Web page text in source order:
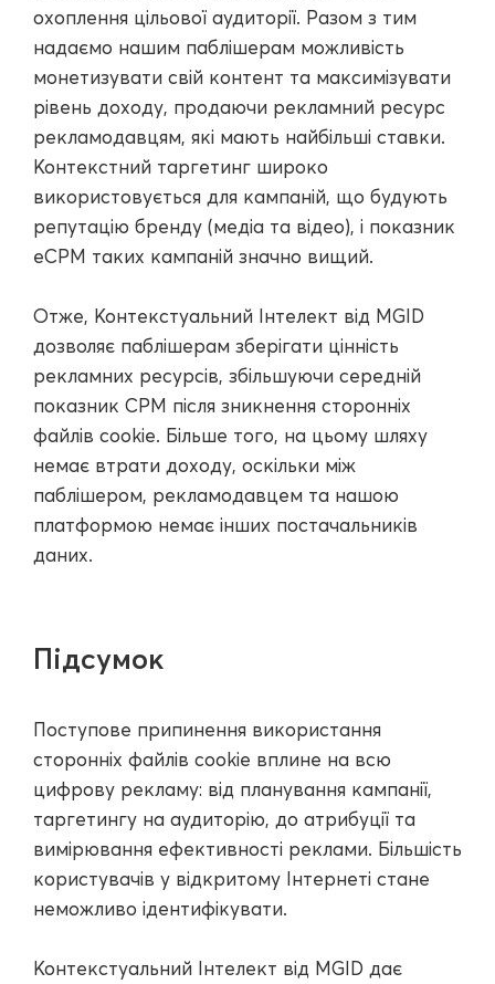
охоплення цільової аудиторії. Разом з тим
надаємо нашим паблішерам можливість
монетизувати свій контент та максимізувати
рівень доходу, продаючи рекламний ресурс
рекламодавцям, які мають найбільші ставки.
Контекстний таргетинг широко
використовується для кампаній, що будують
репутацію бренду (медіа та відео), і показник
eCPM таких кампаній значно вищий.
Отже, Контекстуальний Інтелект від MGID
дозволяє паблішерам зберігати цінність
рекламних ресурсів, збільшуючи середній
показник CPM після зникнення сторонніх
файлів cookie. Більше того, на цьому шляху
немає втрати доходу, оскільки між
паблішером, рекламодавцем та нашою
платформою немає інших постачальників
даних.
Підсумок
Поступове припинення використання
сторонніх файлів cookie вплине на всю
цифрову рекламу: від планування кампанії,
таргетингу на аудиторію, до атрибуції та
вимірювання ефективності реклами. Більшість
користувачів у відкритому Інтернеті стане
неможливо ідентифікувати.
Контекстуальний Інтелект від MGID дає